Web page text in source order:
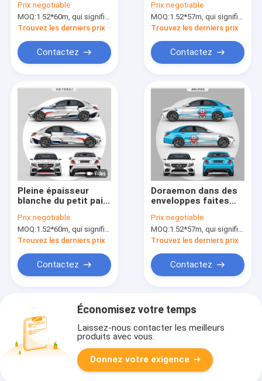
pain 1.52*20m de
bulle à haute
brillance rouge et
Prix:negotiable
MOQ:1.52*60m, qui signifie 3 rouleaux de 1.52*20m
Trouvez les derniers prix
Contactez
voiture de couleur de
Digital de voiture de
course d'AllTrack a
Prix:negotiable
MOQ:1.52*57m, qui signifie 3 rouleaux de 1.52*19m
Trouvez les derniers prix
Contactez
Pleine épaisseur
blanche du petit pain
d'enveloppe de
voiture de Gundam
Prix:negotiable
MOQ:1.52*60m, qui signifie 3 rouleaux de 1.52*20m
Trouvez les derniers prix
Contactez
Doraemon dans des
enveloppes faites
voiture de gradient,
texture de matériel
d'enveloppe de
Brown libre
Prix:negotiable
MOQ:1.52*57m, qui signifie 3 rouleaux de 1.52*19m
Trouvez les derniers prix
Contactez
Économisez votre temps
Laissez-nous contacter les meilleurs
produits avec vous.
Donnez votre exigence